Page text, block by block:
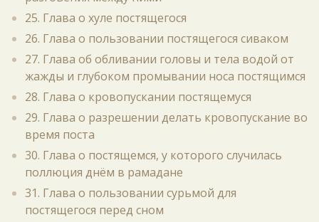
25. Глава о хуле постящегося
26. Глава о пользовании постящегося сиваком
27. Глава об обливании головы и тела водой от
жажды и глубоком промывании носа постящимся
28. Глава о кровопускании постящемуся
29. Глава о разрешении делать кровопускание во
время поста
30. Глава о постящемся, у которого случилась
поллюция днём в рамадане
31. Глава о пользовании сурьмой для
постящегося перед сном